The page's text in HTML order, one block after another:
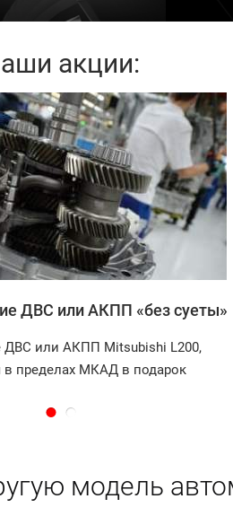
акции:
Записаться
ДВС или АКПП «без суеты»
ДВС или АКПП Mitsubishi L200,
в пределах МКАД в подарок
модель